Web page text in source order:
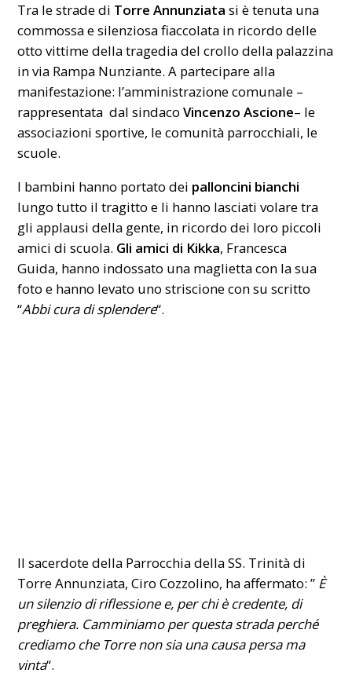
Tra le strade di Torre Annunziata si è tenuta una
commossa esilenziosa fiaccolata in ricordo delle
otto vittime della tragedia delcrollo della palazzina
in via Rampa Nunziante. A partecipare alla
manifestazione: l’amministrazione comunale –
rappresentata dal sindacoVincenzo Ascione– le
associazioni sportive, le comunità parrocchiali, le
scuole.
I bambini hanno portato dei palloncini bianchi
lungo tutto il tragitto e li hanno lasciati volare tra
gli applausi della gente, in ricordo dei loro piccoli
amici di scuola. Gli amici di Kikka, Francesca
Guida, hanno indossato una maglietta con la sua
foto e hanno levato uno striscione con su scritto
“Abbi cura di splendere“.
Il sacerdote della Parrocchia della SS. Trinità di
Torre Annunziata, Ciro Cozzolino, ha affermato: ” È
un silenzio di riflessione e, per chi è credente, di
preghiera. Camminiamo per questa strada perché
crediamo che Torre non sia una causa persa ma
vinta“.